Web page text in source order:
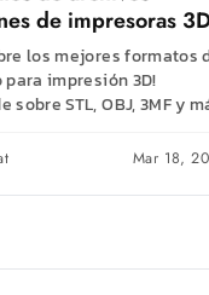
de impresoras
los mejores formatos
para impresión 3D!
sobre STL, OBJ, 3MF y
Mar 18,